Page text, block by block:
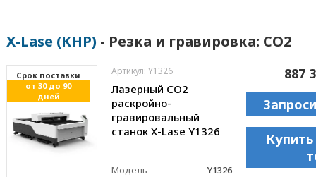
X-Lase (КНР) - Резка и гравировка: CO2
Cрок поставки
от 30 до 90
дней
Артикул: Y1326
Лазерный CO2
раскройно-
гравировальный
станок X-Lase Y1326
Модель
Y1326
887